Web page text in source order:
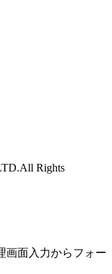
Rights
画面入力からフォー